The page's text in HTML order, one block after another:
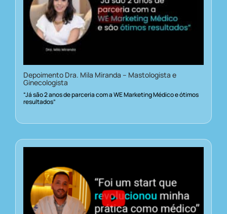
Depoimento Dra. Mila Miranda – Mastologista e
Ginecologista
“Já são 2 anos de parceria com a WE Marketing Médico e ótimos
resultados”